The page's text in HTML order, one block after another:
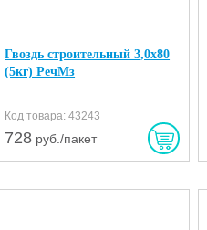
Гвоздь строительный 3,0х80
(5кг) РечМз
Код товара: 43243
728 руб./пакет